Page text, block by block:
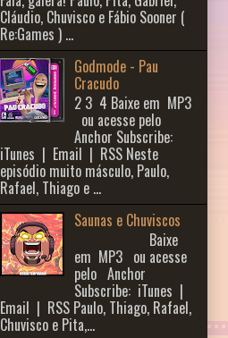
Cláudio, Chuvisco e Fábio Sooner (
Re:Games ) ...
Godmode - Pau
Cracudo
2 3 ​ 4 Baixe em MP3
ou acesse pelo
Anchor Subscribe:
iTunes | Email | RSS Neste
episódio muito másculo, Paulo,
Rafael, Thiago e ...
Saunas e Chuviscos
Baixe
em MP3 ou acesse
pelo Anchor
Subscribe: iTunes |
Email | RSS Paulo, Thiago, Rafael,
Chuvisco e Pita,...